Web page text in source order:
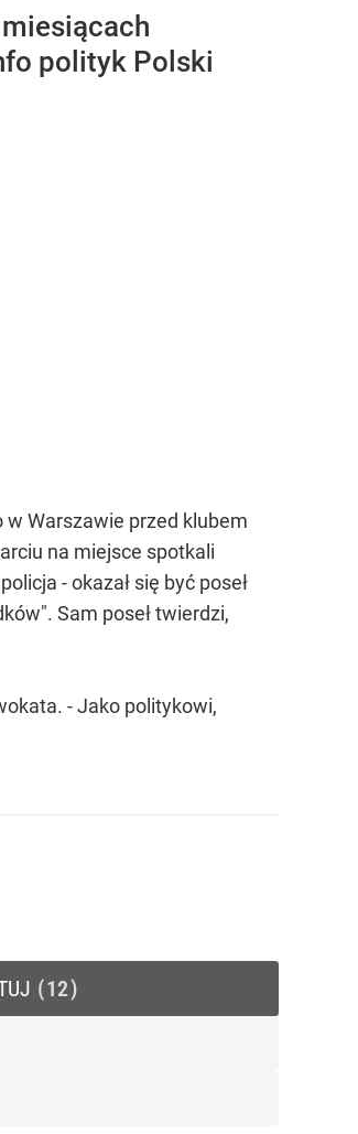
polityk Polski
w Warszawie przed klubem
na miejsce spotkali
- okazał się być poseł
Sam poseł twierdzi,
- Jako politykowi,
12